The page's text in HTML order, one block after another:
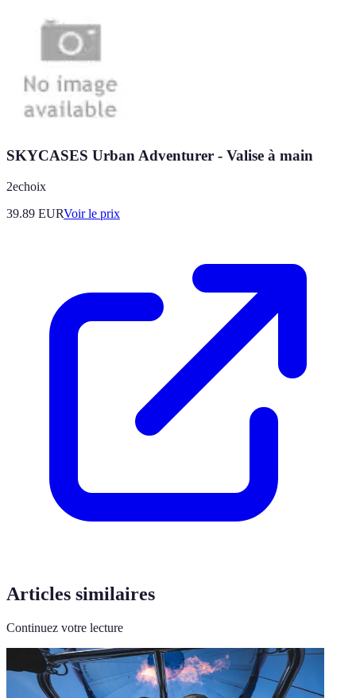
SKYCASES Urban Adventurer - Valise à main
2echoix
39.89 EURVoir le prix
Articles similaires
Continuez votre lecture